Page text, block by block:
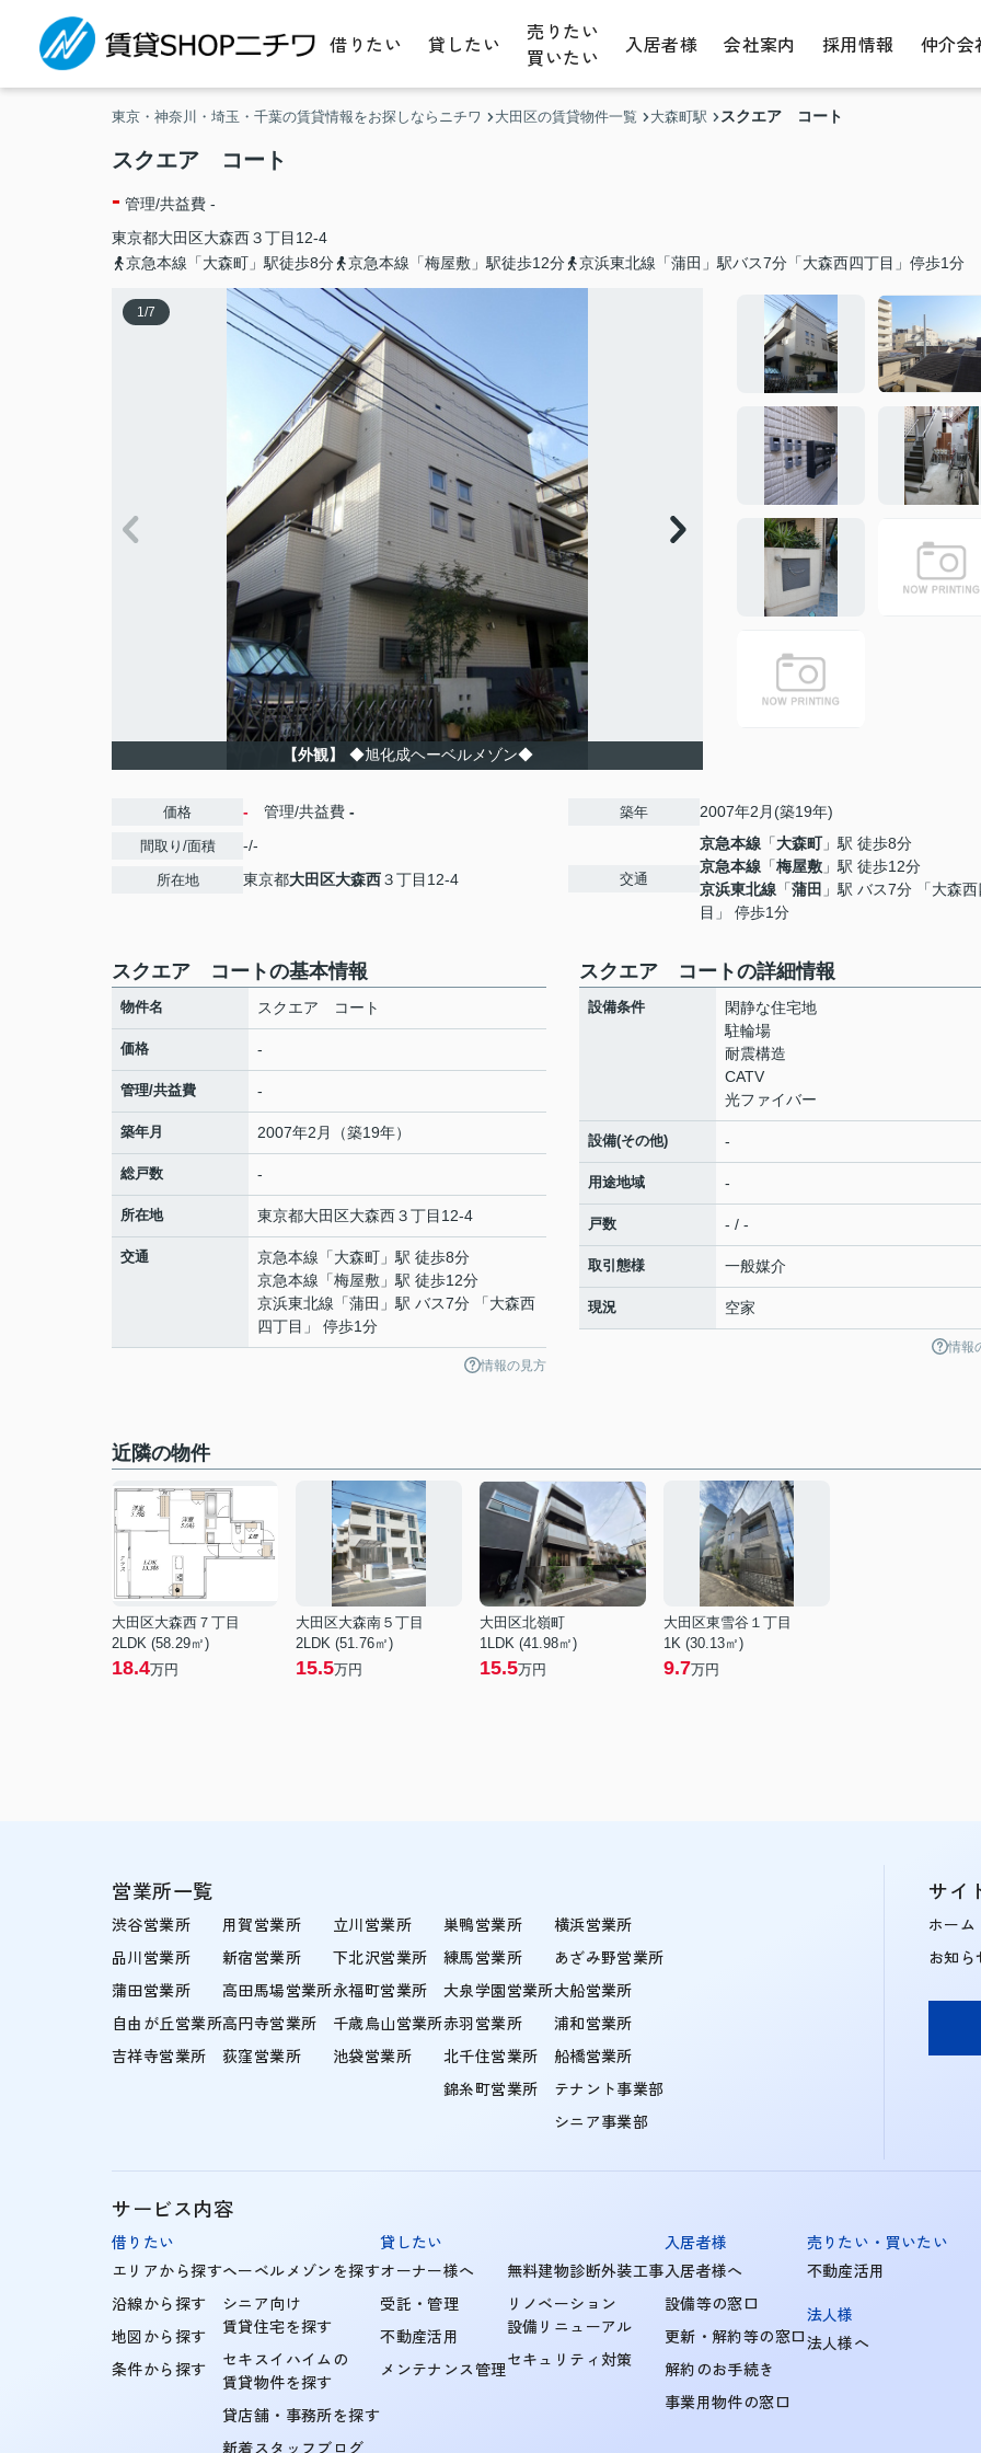
借りたい 貸したい
売りたい
買いたい
入居者様 会社案内 採用情報 仲介会
東京・神奈川・埼玉・千葉の賃貸情報をお探しならニチワ 大田区の賃貸物件一覧 大森町駅 スクエア コート
スクエア コート
- 管理/共益費 -
東京都大田区大森西３丁目12-4
京急本線「大森町」駅徒歩8分
京急本線「梅屋敷」駅徒歩12分 京浜東北線「蒲田」駅バス7分「大森西四丁目」停歩1分
1/7
【外観】 ◆旭化成ヘーベルメゾン◆
価格 - 管理/共益費 -
間取り/面積 -/-
所在地 東京都大田区大森西３丁目12-4
築年 2007年2月(築19年)
交通
京急本線 「大森町」駅 徒歩8分
京急本線 「梅屋敷 」駅 徒歩12分
京浜東北線 「蒲田 」駅 バス7分 「大森
目」 停歩1分
スクエア コートの基本情報
物件名 スクエア コート
価格 -
管理/共益費 -
築年月 2007年2月（築19年）
総戸数 -
所在地 東京都大田区大森西３丁目12-4
交通 京急本線 「大森町 」駅 徒歩8分
京急本線 「梅屋敷 」駅 徒歩12分
京浜東北線 「蒲田 」駅 バス7分 「大森西
四丁目」 停歩1分
情報の見方
スクエア コートの詳細情報
設備条件
閑静な住宅地
駐輪場
耐震構造
CATV
光ファイバー
設備(その他) -
用途地域 -
戸数 - / -
取引態様 一般媒介
現況 空家
情報
近隣の物件
大田区大森西７丁目
2LDK (58.29㎡)
18.4万円
大田区大森南５丁目
2LDK (51.76㎡)
15.5万円
大田区北嶺町
1LDK (41.98㎡)
15.5万円
大田区東雪谷１丁目
1K (30.13㎡)
9.7万円
営業所一覧
渋谷営業所
品川営業所
蒲田営業所
自由が丘営業所
吉祥寺営業所
用賀営業所
新宿営業所
高田馬場営業所
高円寺営業所
荻窪営業所
立川営業所
下北沢営業所
永福町営業所
千歳烏山営業所
池袋営業所
巣鴨営業所
練馬営業所
大泉学園営業所
赤羽営業所
北千住営業所
錦糸町営業所
横浜営業所
あざみ野営業所
大船営業所
浦和営業所
船橋営業所
テナント事業部
シニア事業部
サイ
ホーム
お知ら
サービス内容
借りたい
エリアから探す
沿線から探す
地図から探す
条件から探す
ヘーベルメゾンを探す
シニア向け
賃貸住宅を探す
セキスイハイムの
賃貸物件を探す
貸店舗・事務所を探す
新着スタッフブログ
貸したい
オーナー様へ
受託・管理
不動産活用
メンテナンス管理
無料建物診断外装工事
リノベーション
設備リニューアル
セキュリティ対策
入居者様
入居者様へ
設備等の窓口
更新・解約等の窓口
解約のお手続き
事業用物件の窓口
売りたい・買いたい
不動産活用
法人様
法人様へ